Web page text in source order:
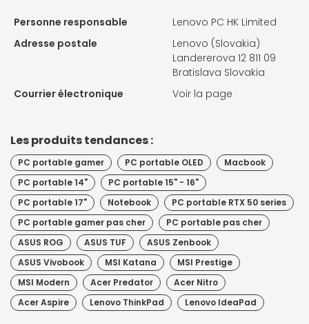
Personne responsable
Lenovo PC HK Limited
Adresse postale
Lenovo (Slovakia)
Landererova 12 811 09
Bratislava Slovakia
Courrier électronique
Voir la page
Les produits tendances :
PC portable gamer PC portable OLED
Macbook
PC portable 14"
PC portable 15" - 16"
PC portable 17"
Notebook
PC portable RTX 50 series
PC portable gamer pas cher
PC portable pas cher
ASUS ROG
ASUS TUF
ASUS Zenbook
ASUS Vivobook
MSI Katana
MSI Prestige
MSI Modern
Acer Predator
Acer Nitro
Acer Aspire
Lenovo ThinkPad Lenovo IdeaPad